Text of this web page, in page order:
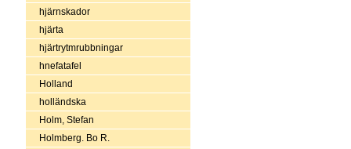
hjärnskador
hjärta
hjärtrytmrubbningar
hnefatafel
Holland
holländska
Holm, Stefan
Holmberg. Bo R.